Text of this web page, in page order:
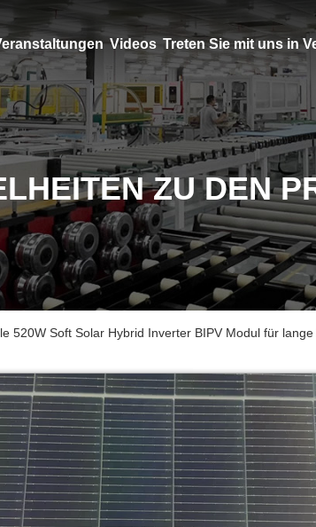
Videos Treten Sie mit uns in
ZU DEN
520W Soft Solar Hybrid Inverter BIPV Modul für